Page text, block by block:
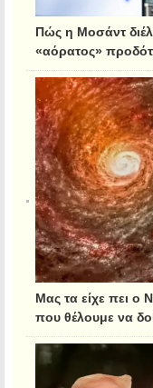
Πώς η Μοσάντ
«αόρατος»
Μας τα είχε πει ο
που θέλουμε να